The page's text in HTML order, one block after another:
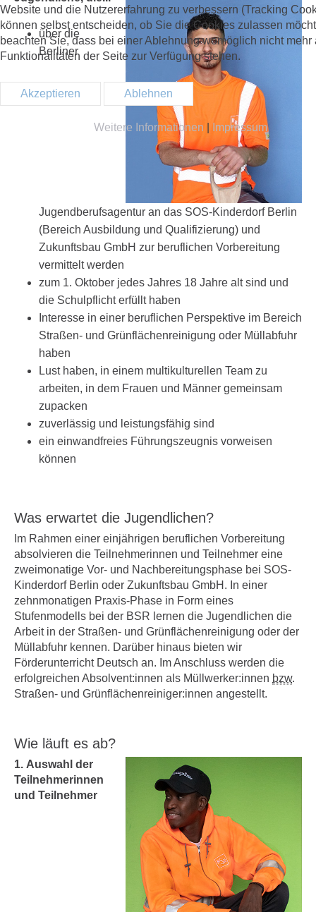
über die
Berliner
Jugendberufsagentur an das SOS-Kinderdorf Berlin
(Bereich Ausbildung und Qualifizierung) und
Zukunftsbau GmbH zur beruflichen Vorbereitung
vermittelt werden
zum 1. Oktober jedes Jahres 18 Jahre alt sind und
die Schulpflicht erfüllt haben
Interesse in einer beruflichen Perspektive im Bereich
Straßen- und Grünflächenreinigung oder Müllabfuhr
haben
Lust haben, in einem multikulturellen Team zu
arbeiten, in dem Frauen und Männer gemeinsam
zupacken
zuverlässig und leistungsfähig sind
ein einwandfreies Führungszeugnis vorweisen
können
Was erwartet die Jugendlichen?
Im Rahmen einer einjährigen beruflichen Vorbereitung
absolvieren die Teilnehmerinnen und Teilnehmer eine
zweimonatige Vor- und Nachbereitungsphase bei SOS-
Kinderdorf Berlin oder Zukunftsbau GmbH. In einer
zehnmonatigen Praxis-Phase in Form eines
Stufenmodells bei der BSR lernen die Jugendlichen die
Arbeit in der Straßen- und Grünflächenreinigung oder der
Müllabfuhr kennen. Darüber hinaus bieten wir
Förderunterricht Deutsch an. Im Anschluss werden die
erfolgreichen Absolvent:innen als Müllwerker:innen bzw.
Straßen- und Grünflächenreiniger:innen angestellt.
Wie läuft es ab?
1. Auswahl der
Teilnehmerinnen
und Teilnehmer
Website und die Nutzererfahrung zu verbessern (Tracking
können selbst entscheiden, ob Sie die Cookies zulassen
beachten Sie, dass bei einer Ablehnung womöglich nicht mehr
Funktionalitäten der Seite zur Verfügung stehen.
Akzeptieren Ablehnen
Weitere Informationen Impressum